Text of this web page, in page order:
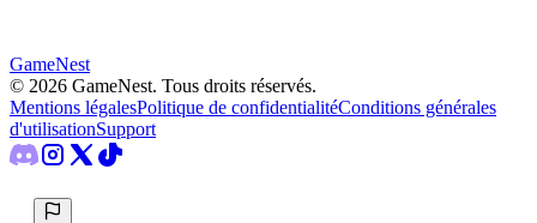
GameNest
© 2026 GameNest. Tous droits réservés.
Mentions légalesPolitique de confidentialitéConditions générales
d'utilisationSupport